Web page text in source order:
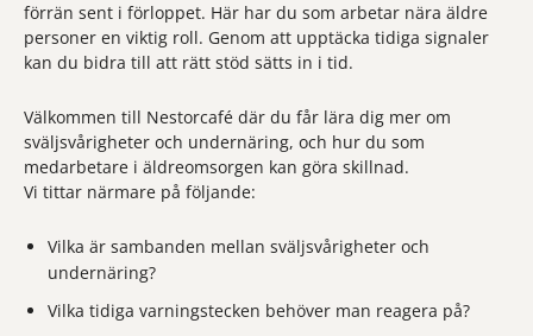
förrän sent i förloppet. Här har du som arbetar nära äldre
personer en viktig roll. Genom att upptäcka tidiga signaler
kan du bidra till att rätt stöd sätts in i tid.
Välkommen till Nestorcafé där du får lära dig mer om
sväljsvårigheter och undernäring, och hur du som
medarbetare i äldreomsorgen kan göra skillnad.
Vi tittar närmare på följande:
Vilka är sambanden mellan sväljsvårigheter och
undernäring?
Vilka tidiga varningstecken behöver man reagera på?